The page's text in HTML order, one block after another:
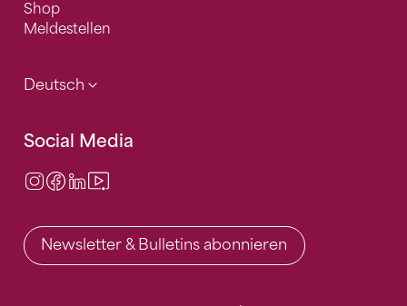
Shop
Meldestellen
Deutsch
Social Media
Instagram
Facebook
LinkedIn
Newsletter & Bulletins abonnieren